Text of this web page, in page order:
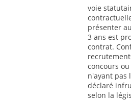
voie
présenter
3 ans est
contrat.
concours
n'ayant pas
déclaré
selon la